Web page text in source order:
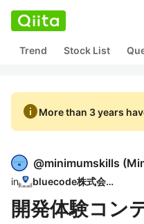
Trend Stock List
infoMore than 3 years
@minimumskills (
in bluecode株式会社
開発体験コン